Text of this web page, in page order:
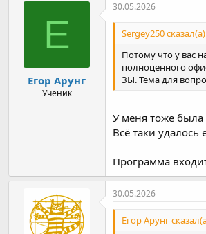
Е
Егор Арунг
Ученик
30.05.2026
Sergey250
Потому что у вас
полноценного
ЗЫ. Тема для
У меня тоже была
Всё таки
Программа
30.05.2026
Егор Арунг